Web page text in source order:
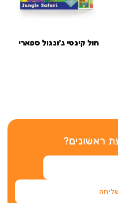
חול קינטי ג’ונגול ספארי
ראשונים?